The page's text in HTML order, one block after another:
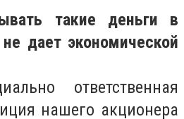
такие деньги в
дает экономической
ответственная
нашего акционера